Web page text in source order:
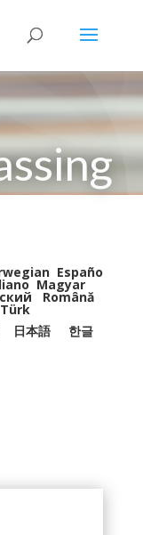
Españo
Magyar
Română
Türk
日本語 한글